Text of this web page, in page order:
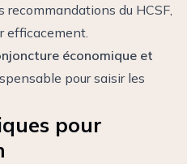
recommandations du HCSF,
efficacement.
économique et
pour saisir les
pour